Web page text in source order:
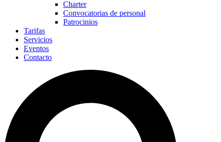
Charter
Convocatorias de personal
Patrocinios
Tarifas
Servicios
Eventos
Contacto